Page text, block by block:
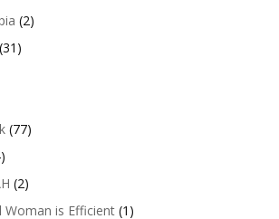
(2)
(31)
(77)
(2)
Woman is Efficient(1)